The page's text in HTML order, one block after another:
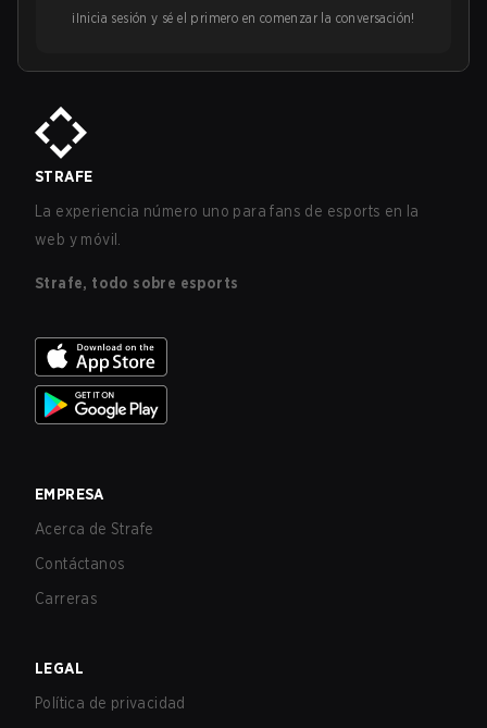
¡Inicia sesión y sé el primero en comenzar la conversación!
STRAFE
La experiencia número uno para fans de esports en la
web y móvil.
Strafe, todo sobre esports
EMPRESA
Acerca de Strafe
Contáctanos
Carreras
LEGAL
Política de privacidad